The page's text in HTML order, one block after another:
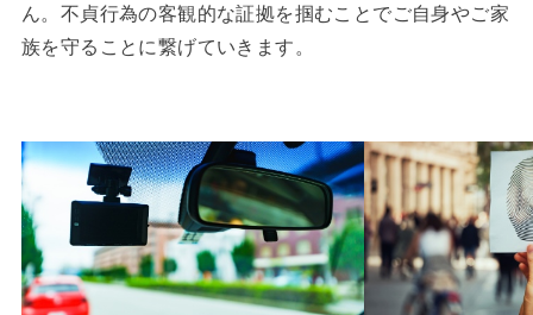
ん。不貞行為の客観的な証拠を掴むことでご自身やご家
族を守ることに繋げていきます。